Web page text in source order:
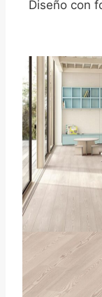
Diseño con